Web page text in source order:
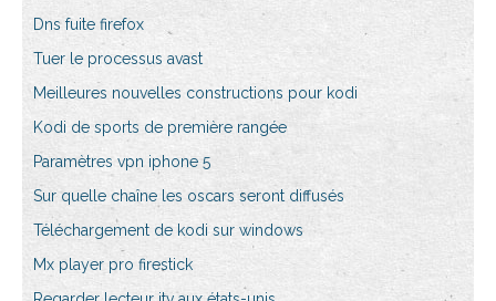
Dns fuite firefox
Tuer le processus avast
Meilleures nouvelles constructions pour kodi
Kodi de sports de première rangée
Paramètres vpn iphone 5
Sur quelle chaîne les oscars seront diffusés
Téléchargement de kodi sur windows
Mx player pro firestick